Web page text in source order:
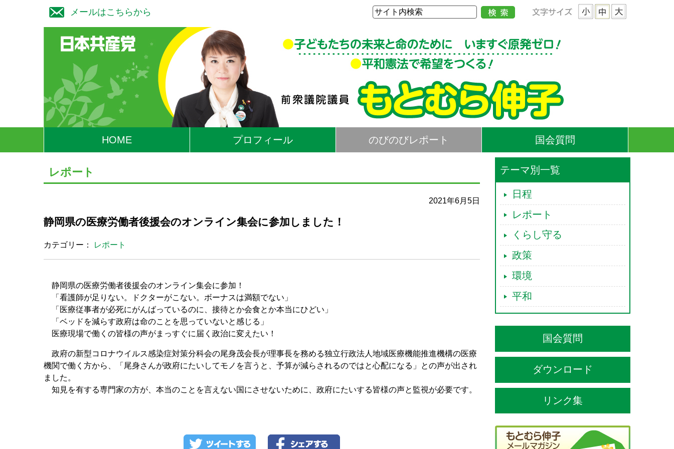
メールはこちらから
HOME プロフィール のびのびレポート 国会質問
レポート
2021年6月5日
静岡県の医療労働者後援会のオンライン集会に参加しました！
カテゴリー： レポート
静岡県の医療労働者後援会のオンライン集会に参加！
「看護師が足りない。ドクターがこない。ボーナスは満額でない」
「医療従事者が必死にがんばっているのに、接待とか会食とか本当にひどい」
「ベッドを減らす政府は命のことを思っていないと感じる」
医療現場で働くの皆様の声がまっすぐに届く政治に変えたい！
政府の新型コロナウイルス感染症対策分科会の尾身茂会長が理事長を務める独立行政法人地域医療機能推進機構の医療
機関で働く方から、「尾身さんが政府にたいしてモノを言うと、予算が減らされるのではと心配になる」との声が出され
ました。
知見を有する専門家の方が、本当のことを言えない国にさせないために、政府にたいする皆様の声と監視が必要です。
テーマ別一覧
日程
レポート
くらし守る
政策
環境
平和
国会質問
ダウンロード
リンク集